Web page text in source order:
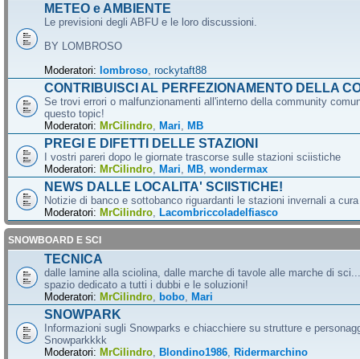
METEO e AMBIENTE
Le previsioni degli ABFU e le loro discussioni.
BY LOMBROSO
Moderatori: lombroso rockytaft88
CONTRIBUISCI AL PERFEZIONAMENTO DELLA
Se trovi errori o malfunzionamenti all'interno della community
questo topic!
Moderatori: MrCilindro Mari MB
PREGI E DIFETTI DELLE STAZIONI
I vostri pareri dopo le giornate trascorse sulle stazioni sciistiche
Moderatori: MrCilindro Mari MB wondermax
NEWS DALLE LOCALITA' SCIISTICHE!
Notizie di banco e sottobanco riguardanti le stazioni invernali a
Moderatori: MrCilindro Lacombriccoladelfiasco
SNOWBOARD E SCI
TECNICA
dalle lamine alla sciolina, dalle marche di tavole alle marche di
spazio dedicato a tutti i dubbi e le soluzioni!
Moderatori: MrCilindro bobo Mari
SNOWPARK
Informazioni sugli Snowparks e chiacchiere su strutture e
Snowparkkkk
Moderatori: MrCilindro Blondino1986 Ridermarchino